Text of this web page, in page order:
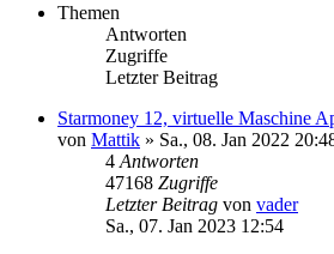
Themen
Antworten
Zugriffe
Letzter Beitrag
Starmoney 12, virtuelle Maschine
von Mattik » Sa., 08. Jan 2022
4 Antworten
47168 Zugriffe
Letzter Beitrag von vader
Sa., 07. Jan 2023 12:54